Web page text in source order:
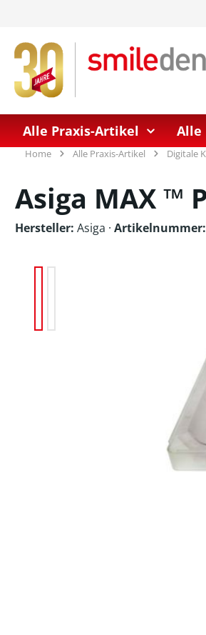
Alle Praxis-Artikel Alle
Home Alle Praxis-Artikel Digitale
Asiga MAX ™
Hersteller: Asiga · Artikelnummer: